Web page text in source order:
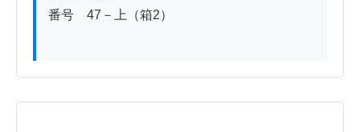
番号　47－上（箱2）